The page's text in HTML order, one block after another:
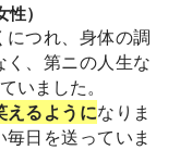
）
つれ、身体の調
、第ニの人生な
いました。
えるようになりま
日を送っていま